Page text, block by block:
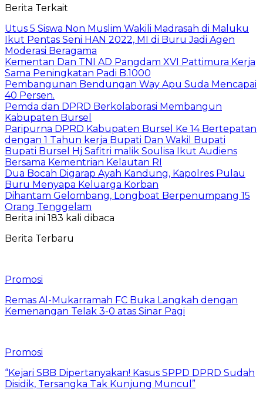
Berita Terkait
Utus 5 Siswa Non Muslim Wakili Madrasah di Maluku
Ikut Pentas Seni HAN 2022, MI di Buru Jadi Agen
Moderasi Beragama
Kementan Dan TNI AD Pangdam XVI Pattimura Kerja
Sama Peningkatan Padi B.1000
Pembangunan Bendungan Way Apu Suda Mencapai
40 Persen.
Pemda dan DPRD Berkolaborasi Membangun
Kabupaten Bursel
Paripurna DPRD Kabupaten Bursel Ke 14 Bertepatan
dengan 1 Tahun kerja Bupati Dan Wakil Bupati
Bupati Bursel Hj Safitri malik Soulisa Ikut Audiens
Bersama Kementrian Kelautan RI
Dua Bocah Digarap Ayah Kandung, Kapolres Pulau
Buru Menyapa Keluarga Korban
Dihantam Gelombang, Longboat Berpenumpang 15
Orang Tenggelam
Berita ini 183 kali dibaca
Berita Terbaru
Promosi
Remas Al-Mukarramah FC Buka Langkah dengan
Kemenangan Telak 3-0 atas Sinar Pagi
Promosi
“Kejari SBB Dipertanyakan! Kasus SPPD DPRD Sudah
Disidik, Tersangka Tak Kunjung Muncul”